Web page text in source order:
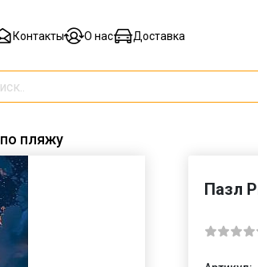
Контакты О нас Доставка
пляжу
Пазл